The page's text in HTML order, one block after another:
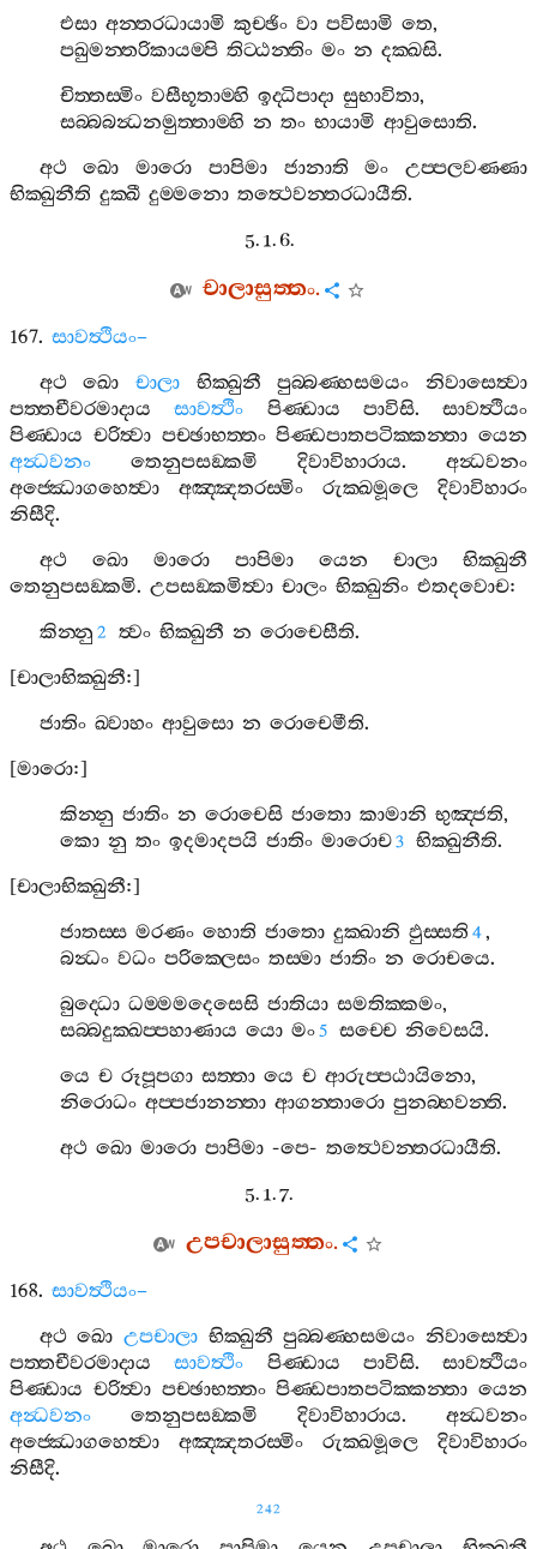
එසා අන‍්තරධායාමි කුච‍්ඡිං වා පවිසාමි තෙ,
පඛුමන‍්තරිකායම‍්පි තිට‍්ඨන‍්තිං මං න දක‍්ඛසි.
චිත‍්තස‍්මිං වසීභූතාම‍්හි ඉද‍්ධිපාදා සුභාවිතා,
සබ‍්බබන්‍ධනමුත‍්තාම‍්හි න තං භායාමි ආවුසොති.
අථ
ඛො මාරො පාපිමා ජානාති මං
උප‍්පලවණ‍්ණා
භික‍්ඛුනීති දුක‍්ඛී දුම‍්මනො තත්‍ථෙවන‍්තරධායීති.
5. 1. 6.
චාලාසුත‍්තං.
167. සාවත්‍ථියං–
අථ
ඛො චාලා භික‍්ඛුනී පුබ‍්බණ‍්හසමයං
නිවාසෙත්‍වා
පත‍්තචීවරමාදාය
සාවත්‍ථිං පිණ‍්ඩාය පාවිසි. සාවත්‍ථියං
පිණ‍්ඩාය චරිත්‍වා පච‍්ඡාභත‍්තං පිණ‍්ඩපාතපටික‍්කන‍්තා යෙන
අන්‍ධවනං
තෙනුපසඞ‍්කමි දිවාවිහාරාය. අන්‍ධවනං
අජ‍්ඣොගහෙත්‍වා
අඤ‍්ඤතරස‍්මිං රුක‍්ඛමූලෙ
දිවාවිහාරං
නිසීදි.
අථ
ඛො මාරො පාපිමා යෙන චාලා
භික‍්ඛුනී
තෙනුපසඞ‍්කමි. උපසඞ‍්කමිත්‍වා චාලං භික‍්ඛුනිං එතදවොච:
කින‍්නු 2 ත්‍වං භික‍්ඛුනී න රොචෙසීති.
[චාලාභික‍්ඛුනී:]
ජාතිං ඛ‍්වාහං ආවුසො න රොචෙමීති.
[මාරො:]
කින‍්නු ජාතිං න රොචෙසි ජාතො කාමානි භුඤ‍්ජති,
කො නු තං ඉදමාදපයි ජාතිං මාරොච3 භික‍්ඛුනීති.
[චාලාභික‍්ඛුනී:]
ජාතස‍්ස මරණං හොති ජාතො දුක‍්ඛානි ඵුස‍්සති 4,
බන්‍ධං වධං පරික‍්ලෙසං තස‍්මා ජාතිං න රොචයෙ.
බුද‍්ධො ධම‍්මමදෙසෙසි ජාතියා සමතික‍්කමං,
සබ‍්බදුක‍්ඛප‍්පහාණාය යො මං5 සච‍්චෙ නිවෙසයි.
යෙ ච රූපූපගා සත‍්තා යෙ ච ආරුප‍්පඨායිනො,
නිරොධං අප‍්පජානන‍්තා ආගන‍්තාරො පුනබ‍්භවන‍්ති.
අථ ඛො මාරො පාපිමා -පෙ-තත්‍ථෙවන‍්තරධායීති.
5. 1. 7.
උපචාලාසුත‍්තං.
168. සාවත්‍ථියං–
අථ ඛො උපචාලා භික‍්ඛුනී පුබ‍්බණ‍්හසමයං නිවාසෙත්‍වා
පත‍්තචීවරමාදාය
සාවත්‍ථිං පිණ‍්ඩාය පාවිසි. සාවත්‍ථියං
පිණ‍්ඩාය චරිත්‍වා පච‍්ඡාභත‍්තං පිණ‍්ඩපාතපටික‍්කන‍්තා යෙන
අන්‍ධවනං
තෙනුපසඞ‍්කමි දිවාවිහාරාය. අන්‍ධවනං
අජ‍්ඣොගහෙත්‍වා
අඤ‍්ඤතරස‍්මිං රුක‍්ඛමූලෙ
දිවාවිහාරං
නිසීදි.
242